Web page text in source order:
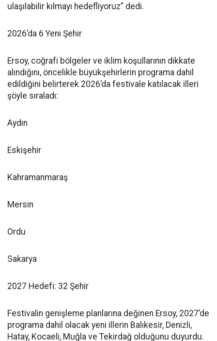
ulaşılabilir kılmayı hedefliyoruz” dedi.
2026’da 6 Yeni Şehir
Ersoy, coğrafi bölgeler ve iklim koşullarının dikkate
alındığını, öncelikle büyükşehirlerin programa dahil
edildiğini belirterek 2026’da festivale katılacak illeri
şöyle sıraladı:
Aydın
Eskişehir
Kahramanmaraş
Mersin
Ordu
Sakarya
2027 Hedefi: 32 Şehir
Festivalin genişleme planlarına değinen Ersoy, 2027’de
programa dahil olacak yeni illerin Balıkesir, Denizli,
Hatay, Kocaeli, Muğla ve Tekirdağ olduğunu duyurdu.